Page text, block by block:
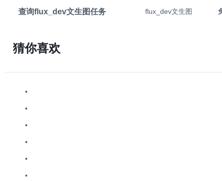
查询flux_dev文生图任务 flux_dev文生图
猜你喜欢